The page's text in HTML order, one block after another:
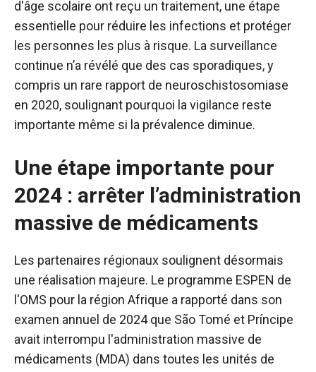
d'âge scolaire ont reçu un traitement, une étape
essentielle pour réduire les infections et protéger
les personnes les plus à risque. La surveillance
continue n’a révélé que des cas sporadiques, y
compris un rare rapport de neuroschistosomiase
en 2020, soulignant pourquoi la vigilance reste
importante même si la prévalence diminue.
Une étape importante pour
2024 : arrêter l’administration
massive de médicaments
Les partenaires régionaux soulignent désormais
une réalisation majeure. Le programme ESPEN de
l'OMS pour la région Afrique a rapporté dans son
examen annuel de 2024 que São Tomé et Príncipe
avait interrompu l'administration massive de
médicaments (MDA) dans toutes les unités de